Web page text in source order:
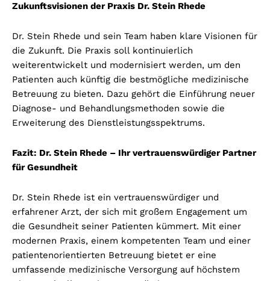
Zukunftsvisionen der Praxis Dr. Stein Rhede
Dr. Stein Rhede und sein Team haben klare Visionen für
die Zukunft. Die Praxis soll kontinuierlich
weiterentwickelt und modernisiert werden, um den
Patienten auch künftig die bestmögliche medizinische
Betreuung zu bieten. Dazu gehört die Einführung neuer
Diagnose- und Behandlungsmethoden sowie die
Erweiterung des Dienstleistungsspektrums.
Fazit: Dr. Stein Rhede – Ihr vertrauenswürdiger Partner
für Gesundheit
Dr. Stein Rhede ist ein vertrauenswürdiger und
erfahrener Arzt, der sich mit großem Engagement um
die Gesundheit seiner Patienten kümmert. Mit einer
modernen Praxis, einem kompetenten Team und einer
patientenorientierten Betreuung bietet er eine
umfassende medizinische Versorgung auf höchstem